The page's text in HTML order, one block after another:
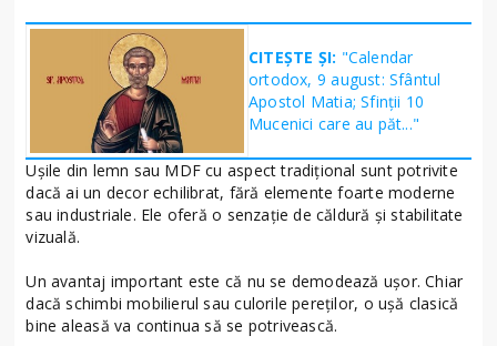
CITEȘTE ȘI: "Calendar
ortodox, 9 august: Sfântul
Apostol Matia; Sfinţii 10
Mucenici care au păt..."
Ușile din lemn sau MDF cu aspect tradițional sunt potrivite
dacă ai un decor echilibrat, fără elemente foarte moderne
sau industriale. Ele oferă o senzație de căldură și stabilitate
vizuală.
Un avantaj important este că nu se demodează ușor. Chiar
dacă schimbi mobilierul sau culorile pereților, o ușă clasică
bine aleasă va continua să se potrivească.